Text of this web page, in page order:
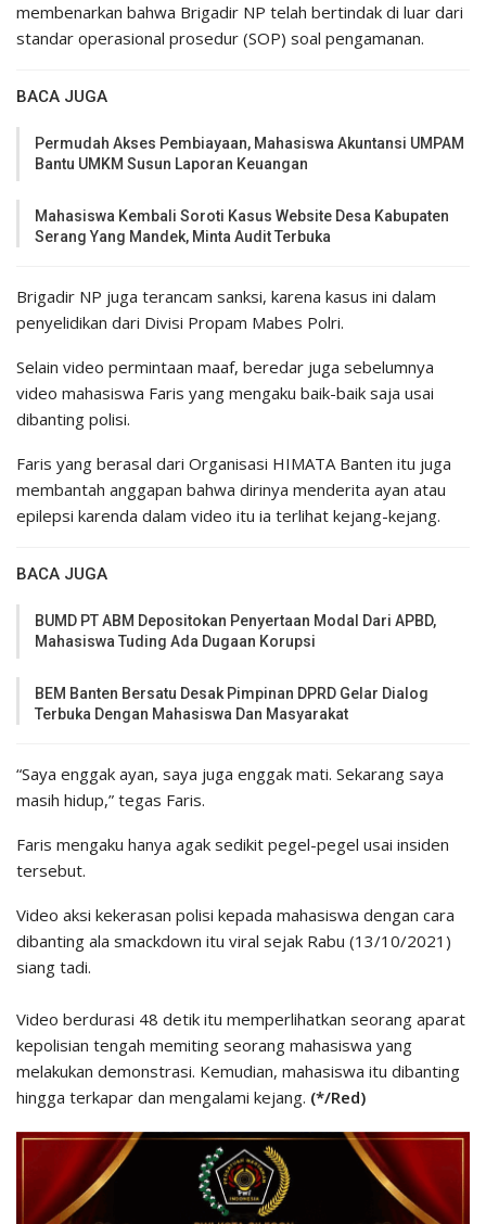
membenarkan bahwa Brigadir NP telah bertindak di luar dari
standar operasional prosedur (SOP) soal pengamanan.
BACA JUGA
Permudah Akses Pembiayaan, Mahasiswa Akuntansi UMPAM
Bantu UMKM Susun Laporan Keuangan
Mahasiswa Kembali Soroti Kasus Website Desa Kabupaten
Serang Yang Mandek, Minta Audit Terbuka
Brigadir NP juga terancam sanksi, karena kasus ini dalam
penyelidikan dari Divisi Propam Mabes Polri.
Selain video permintaan maaf, beredar juga sebelumnya
video mahasiswa Faris yang mengaku baik-baik saja usai
dibanting polisi.
Faris yang berasal dari Organisasi HIMATA Banten itu juga
membantah anggapan bahwa dirinya menderita ayan atau
epilepsi karenda dalam video itu ia terlihat kejang-kejang.
BACA JUGA
BUMD PT ABM Depositokan Penyertaan Modal Dari APBD,
Mahasiswa Tuding Ada Dugaan Korupsi
BEM Banten Bersatu Desak Pimpinan DPRD Gelar Dialog
Terbuka Dengan Mahasiswa Dan Masyarakat
“Saya enggak ayan, saya juga enggak mati. Sekarang saya
masih hidup,” tegas Faris.
Faris mengaku hanya agak sedikit pegel-pegel usai insiden
tersebut.
Video aksi kekerasan polisi kepada mahasiswa dengan cara
dibanting ala smackdown itu viral sejak Rabu (13/10/2021)
siang tadi.
Video berdurasi 48 detik itu memperlihatkan seorang aparat
kepolisian tengah memiting seorang mahasiswa yang
melakukan demonstrasi. Kemudian, mahasiswa itu dibanting
hingga terkapar dan mengalami kejang. (*/Red)